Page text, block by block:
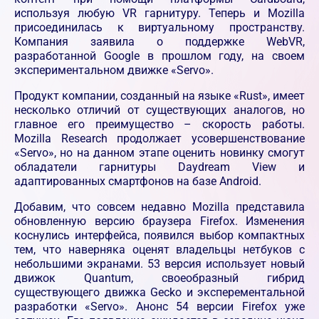
используя любую VR гарнитуру. Теперь и Mozilla
присоединилась к виртуальному пространству.
Компания заявила о поддержке WebVR,
разработанной Google в прошлом году, на своем
экспериментальном движке «Servo».
Продукт компании, созданный на языке «Rust», имеет
несколько отличий от существующих аналогов, но
главное его преимущество – скорость работы.
Mozilla Research продолжает усовершенствование
«Servo», но на данном этапе оценить новинку смогут
обладатели гарнитуры Daydream View и
адаптированных смартфонов на базе Android.
Добавим, что совсем недавно Mozilla представила
обновленную версию браузера Firefox. Изменения
коснулись интерфейса, появился выбор компактных
тем, что наверняка оценят владельцы нетбуков с
небольшими экранами. 53 версия использует новый
движок Quantum, своеобразный гибрид
существующего движка Gecko и эксперементальной
разработки «Servo». Анонс 54 версии Firefox уже